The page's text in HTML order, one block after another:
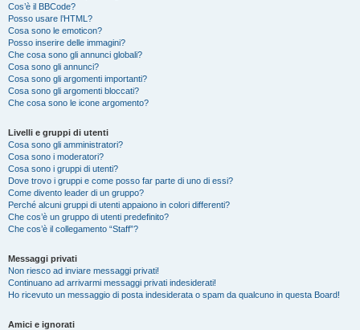
Cos’è il BBCode?
Posso usare l’HTML?
Cosa sono le emoticon?
Posso inserire delle immagini?
Che cosa sono gli annunci globali?
Cosa sono gli annunci?
Cosa sono gli argomenti importanti?
Cosa sono gli argomenti bloccati?
Che cosa sono le icone argomento?
Livelli e gruppi di utenti
Cosa sono gli amministratori?
Cosa sono i moderatori?
Cosa sono i gruppi di utenti?
Dove trovo i gruppi e come posso far parte di uno di essi?
Come divento leader di un gruppo?
Perché alcuni gruppi di utenti appaiono in colori differenti?
Che cos’è un gruppo di utenti predefinito?
Che cos’è il collegamento “Staff”?
Messaggi privati
Non riesco ad inviare messaggi privati!
Continuano ad arrivarmi messaggi privati indesiderati!
Ho ricevuto un messaggio di posta indesiderata o spam da qualcuno in questa Board!
Amici e ignorati